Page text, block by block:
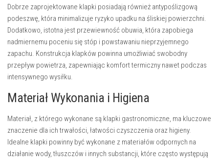
Dobrze zaprojektowane klapki posiadają również antypoślizgową
podeszwę, która minimalizuje ryzyko upadku na śliskiej powierzchni.
Dodatkowo, istotna jest przewiewność obuwia, która zapobiega
nadmiernemu poceniu się stóp i powstawaniu nieprzyjemnego
zapachu. Konstrukcja klapków powinna umożliwiać swobodny
przepływ powietrza, zapewniając komfort termiczny nawet podczas
intensywnego wysiłku.
Materiał Wykonania i Higiena
Materiał, z którego wykonane są klapki gastronomiczne, ma kluczowe
znaczenie dla ich trwałości, łatwości czyszczenia oraz higieny.
Idealne klapki powinny być wykonane z materiałów odpornych na
działanie wody, tłuszczów i innych substancji, które często występują